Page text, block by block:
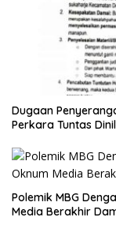
Dugaan
Perkara Tuntas
Polemik MBG
Media Berakhir